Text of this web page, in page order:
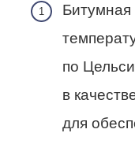
Битумная
по
в
для